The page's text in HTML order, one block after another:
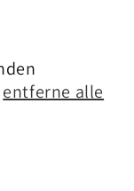
entferne alle